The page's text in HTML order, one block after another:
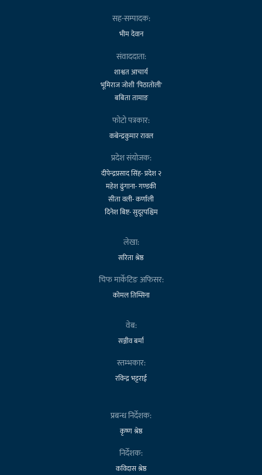
सह-सम्पादक:
भीम देवान
संवाददाता:
शाश्वत आचार्य
भूमिराज जोशी 'पिठातोली'
बबिता तामाङ
फोटो पत्रकार:
कबेन्द्रकुमार रावल
प्रदेश संयोजक:
दीपेन्द्रप्रसाद सिंह- प्रदेश २
महेश ढुंगाना- गण्डकी
सीता वली- कर्णाली
दिनेश बिष्ट- सुदूरपश्चिम
लेखा:
सरिता श्रेष्ठ
चिफ मार्केटिङ अफिसर:
कोमल तिम्सिना
वेब:
सञ्जीव बर्मा
स्तम्भकार:
रविन्द्र भट्टराई
प्रबन्ध निर्देशक:
कृष्ण श्रेष्ठ
निर्देशक:
कविदास श्रेष्ठ